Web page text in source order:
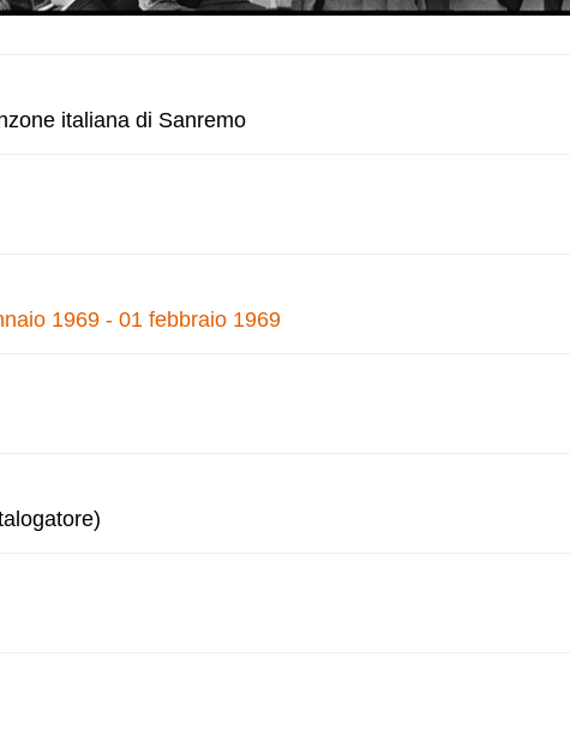
italiana di Sanremo
1969 - 01 febbraio 1969